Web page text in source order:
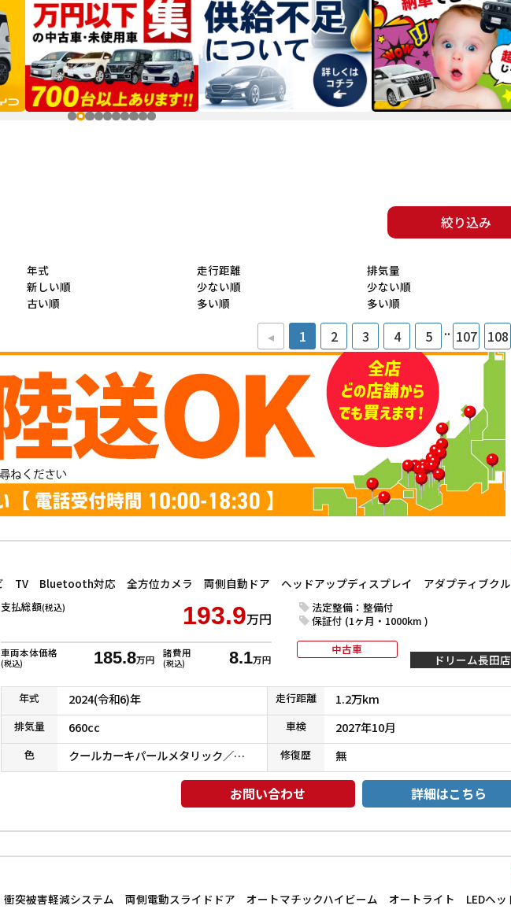
絞り込み
年式
新しい順
古い順
走行距離
少ない順
多い順
排気量
少ない順
多い順
◂ 1 2 3 4 5 .. 107 108
支払総額(税込) 193.9万円
車両本体価格
(税込) 185.8万円
諸費用
(税込) 8.1万円
法定整備：整備付
保証付 (1ヶ月・1000km )
中古車
ドリーム長田店
年式 2024(令和6)年 走行距離 1.2万km
排気量 660cc 車検 2027年10月
色 クールカーキパールメタリック／ガンメタリック 修復歴 無
お問い合わせ 詳細はこちら